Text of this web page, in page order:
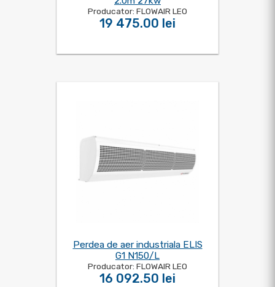
Producator: FLOWAIR LEO
19 475.00 lei
Perdea de aer industriala ELIS
G1 N150/L
Producator: FLOWAIR LEO
16 092.50 lei